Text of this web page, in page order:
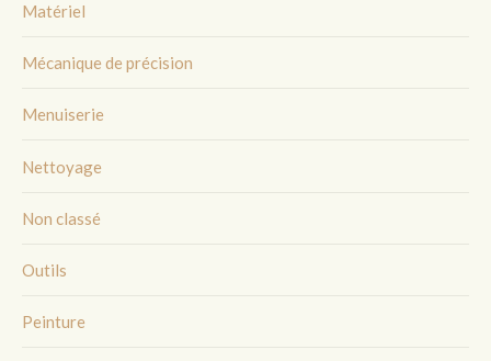
Matériel
Mécanique de précision
Menuiserie
Nettoyage
Non classé
Outils
Peinture